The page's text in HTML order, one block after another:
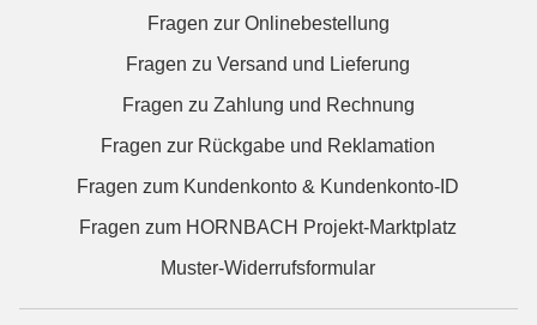
Fragen zur Onlinebestellung
Fragen zu Versand und Lieferung
Fragen zu Zahlung und Rechnung
Fragen zur Rückgabe und Reklamation
Fragen zum Kundenkonto & Kundenkonto-ID
Fragen zum HORNBACH Projekt-Marktplatz
Muster-Widerrufsformular